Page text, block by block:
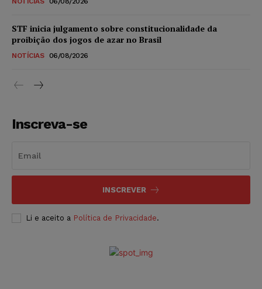
STF inicia julgamento sobre constitucionalidade da
proibição dos jogos de azar no Brasil
NOTÍCIAS 06/08/2026
Inscreva-se
INSCREVER
Li e aceito a Política de Privacidade.